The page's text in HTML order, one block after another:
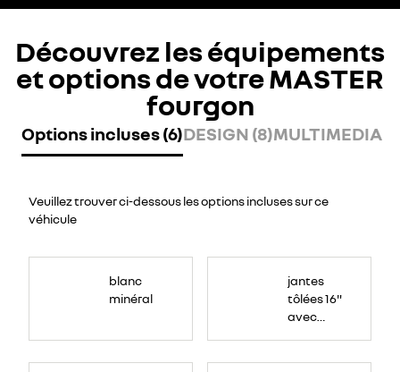
Découvrez les équipements
et options de votre MASTER
fourgon
Options incluses (6)DESIGN (8)MULTIMEDIA
Veuillez trouver ci-dessous les options incluses sur ce
véhicule
blanc
minéral
jantes
tôlées 16"
avec